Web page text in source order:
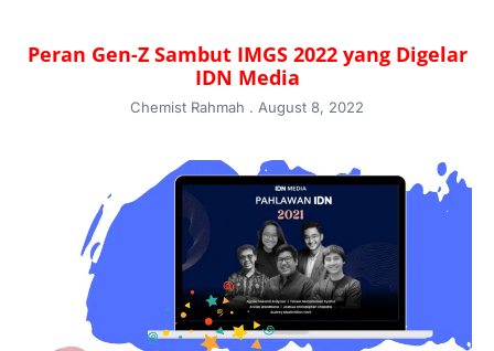
Peran Gen-Z Sambut IMGS 2022 yang Digelar
IDN Media
Chemist Rahmah August 8, 2022